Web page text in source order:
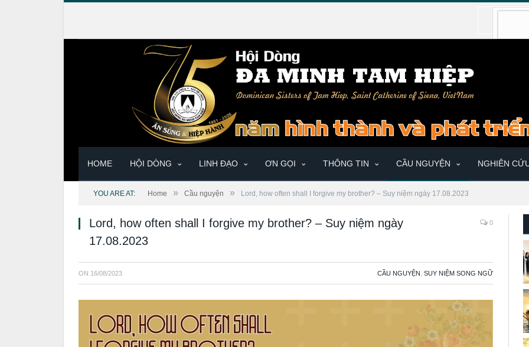
HOME HỘI DÒNG LINH ĐẠO ƠN GỌI THÔNG TIN CẦU NGUYỆN NGHIÊN
YOU ARE AT: Home » Cầu nguyện » Lord, how often shall I forgive my brother? – Suy niệm ngày 17.08.2023
Lord, how often shall I forgive my brother? – Suy niệm ngày
17.08.2023
0
ON 16/08/2023 CẦU NGUYỆN SUY NIỆM SONG NGỮ